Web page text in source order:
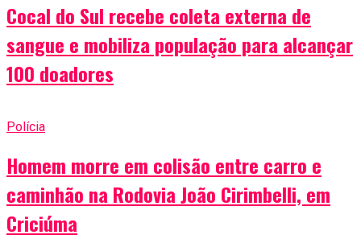
Cocal do Sul recebe coleta externa de
sangue e mobiliza população para alcançar
100 doadores
Polícia
Homem morre em colisão entre carro e
caminhão na Rodovia João Cirimbelli, em
Criciúma